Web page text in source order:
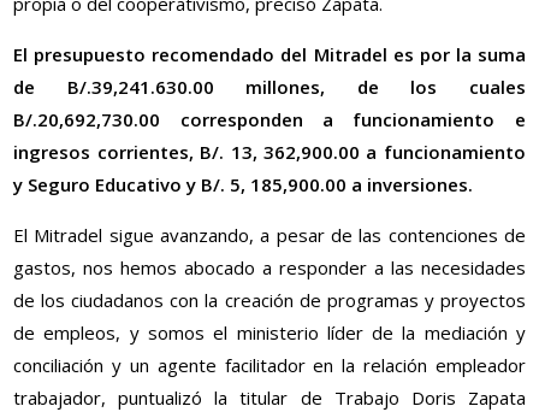
El presupuesto recomendado del Mitradel es por la suma
de B/.39,241.630.00 millones, de los cuales
B/.20,692,730.00 corresponden a funcionamiento e
ingresos corrientes, B/. 13, 362,900.00 a funcionamiento
y Seguro Educativo y B/. 5, 185,900.00 a inversiones.
El Mitradel sigue avanzando, a pesar de las contenciones de
gastos, nos hemos abocado a responder a las necesidades
de los ciudadanos con la creación de programas y proyectos
de empleos, y somos el ministerio líder de la mediación y
conciliación y un agente facilitador en la relación empleador
trabajador, puntualizó la titular de Trabajo Doris Zapata